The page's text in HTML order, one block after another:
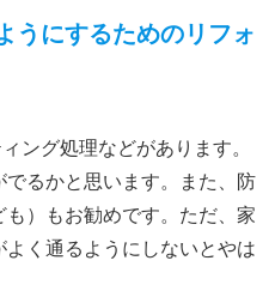
うにするためのリフォ
ング処理などがあります。
るかと思います。また、防
）もお勧めです。ただ、家
く通るようにしないとやは